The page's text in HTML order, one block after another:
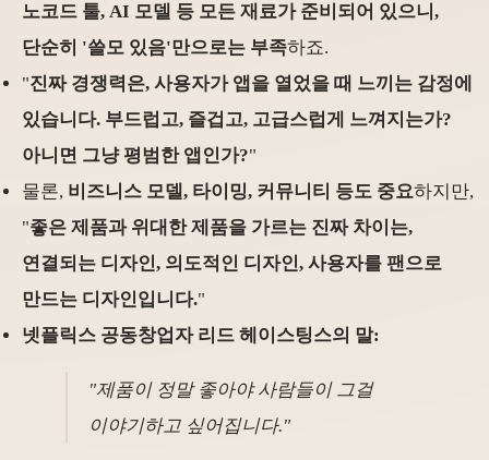
노코드 툴, AI 모델 등 모든 재료가 준비되어 있으니,
단순히 '쓸모 있음'만으로는 부족하죠.
"진짜 경쟁력은, 사용자가 앱을 열었을 때 느끼는 감정에
있습니다. 부드럽고, 즐겁고, 고급스럽게 느껴지는가?
아니면 그냥 평범한 앱인가?"
물론, 비즈니스 모델, 타이밍, 커뮤니티 등도 중요하지만,
"좋은 제품과 위대한 제품을 가르는 진짜 차이는,
연결되는 디자인, 의도적인 디자인, 사용자를 팬으로
만드는 디자인입니다."
넷플릭스 공동창업자 리드 헤이스팅스의 말:
"제품이 정말 좋아야 사람들이 그걸
이야기하고 싶어집니다."